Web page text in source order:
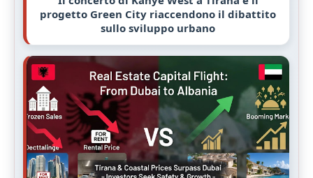
progetto Green City riaccendono il dibattito
sullo sviluppo urbano